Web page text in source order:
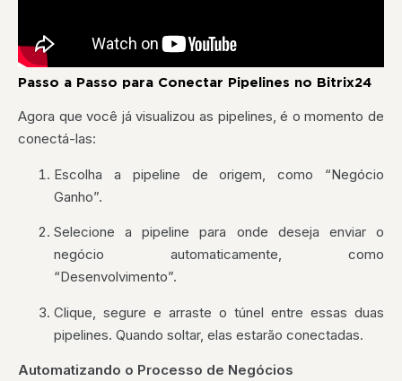
Passo a Passo para Conectar Pipelines no Bitrix24
Agora que você já visualizou as pipelines, é o momento de
conectá-las:
Escolha a pipeline de origem, como “Negócio
Ganho”.
Selecione a pipeline para onde deseja enviar o
negócio automaticamente, como
“Desenvolvimento”.
Clique, segure e arraste o túnel entre essas duas
pipelines. Quando soltar, elas estarão conectadas.
Automatizando o Processo de Negócios